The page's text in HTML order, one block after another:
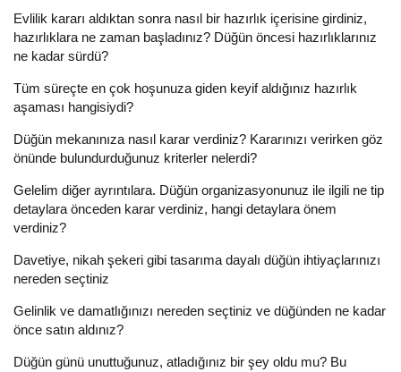
Evlilik kararı aldıktan sonra nasıl bir hazırlık içerisine girdiniz,
hazırlıklara ne zaman başladınız? Düğün öncesi hazırlıklarınız
ne kadar sürdü?
Tüm süreçte en çok hoşunuza giden keyif aldığınız hazırlık
aşaması hangisiydi?
Düğün mekanınıza nasıl karar verdiniz? Kararınızı verirken göz
önünde bulundurduğunuz kriterler nelerdi?
Gelelim diğer ayrıntılara. Düğün organizasyonunuz ile ilgili ne tip
detaylara önceden karar verdiniz, hangi detaylara önem
verdiniz?
Davetiye, nikah şekeri gibi tasarıma dayalı düğün ihtiyaçlarınızı
nereden seçtiniz
Gelinlik ve damatlığınızı nereden seçtiniz ve düğünden ne kadar
önce satın aldınız?
Düğün günü unuttuğunuz, atladığınız bir şey oldu mu? Bu